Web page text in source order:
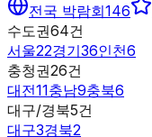
전국 박람회146
수도권64건
서울22경기36인천6
충청권26건
대전11충남9충북6
대구/경북5건
대구3경북2